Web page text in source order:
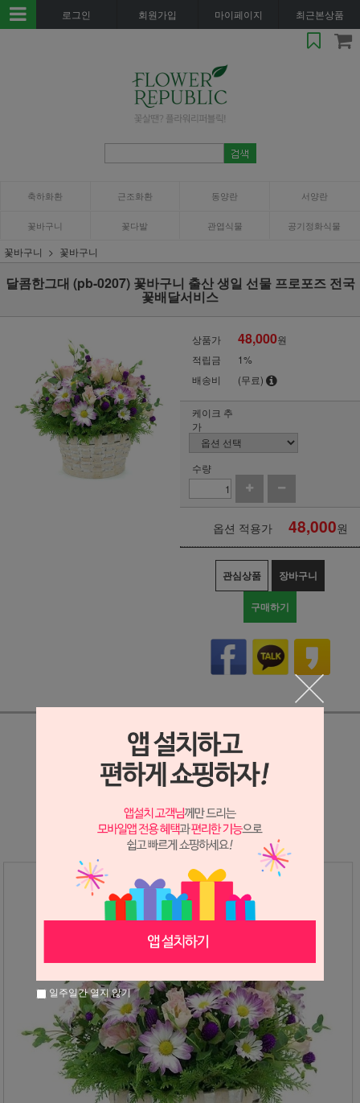
로그인 회원가입 마이페이지 최근본상품
축하화환 근조화환 동양란 서양란
꽃바구니 꽃다발 관엽식물 공기정화식물
꽃바구니 꽃바구니
달콤한그대 (pb-0207) 꽃바구니 출산 생일 선물 프로포즈 전국
꽃배달서비스
상품가 48,000원
적립금
1%
배송비
(무료)
케이크 추
가
수량
옵션 적용가 48,000원
관심상품 장바구니
구매하기
상세정보 새창 열기
일주일간 열지 않기